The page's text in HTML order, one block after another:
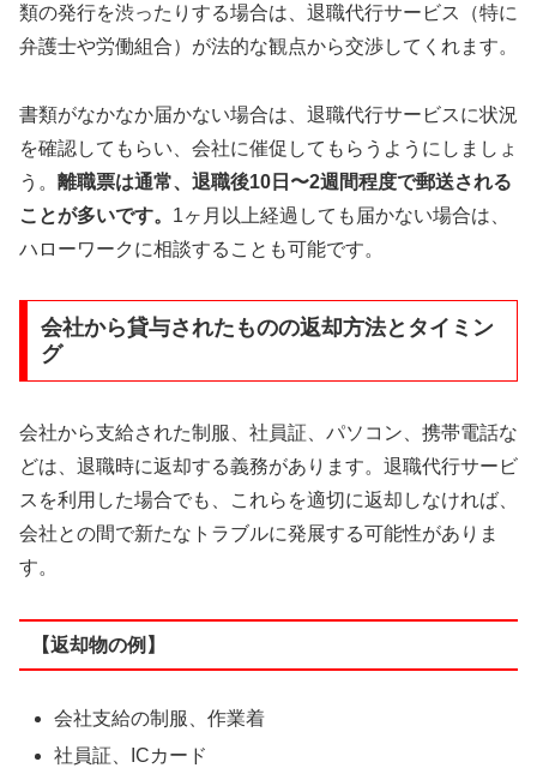
類の発行を渋ったりする場合は、退職代行サービス（特に
弁護士や労働組合）が法的な観点から交渉してくれます。
書類がなかなか届かない場合は、退職代行サービスに状況
を確認してもらい、会社に催促してもらうようにしましょ
う。 離職票は通常、退職後10日〜2週間程度で郵送される
ことが多いです。 1ヶ月以上経過しても届かない場合は、
ハローワークに相談することも可能です。
会社から貸与されたものの返却方法とタイミン
グ
会社から支給された制服、社員証、パソコン、携帯電話な
どは、退職時に返却する義務があります。退職代行サービ
スを利用した場合でも、これらを適切に返却しなければ、
会社との間で新たなトラブルに発展する可能性がありま
す。
【返却物の例】
会社支給の制服、作業着
社員証、ICカード